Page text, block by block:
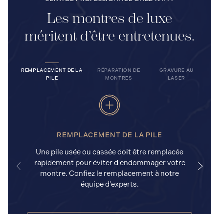
Les montres de luxe
méritent d’être entretenues.
REMPLACEMENT DE LA
PILE
RÉPARATION DE
MONTRES
GRAVURE AU
LASER
REMPLACEMENT DE LA PILE
Une pile usée ou cassée doit être remplacée
rapidement pour éviter d'endommager votre
montre. Confiez le remplacement à notre
équipe d'experts.